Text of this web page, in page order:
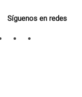
Síguenos en redes